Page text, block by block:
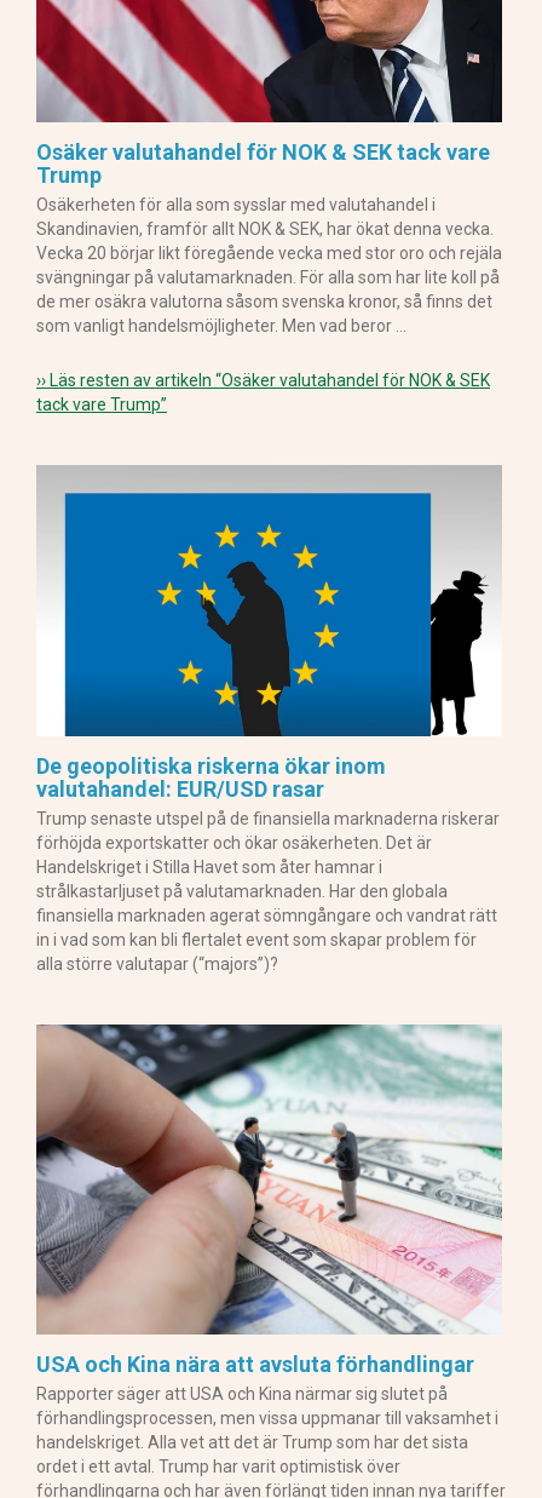
Osäker valutahandel för NOK & SEK tack vare
Trump
Osäkerheten för alla som sysslar med valutahandel i
Skandinavien, framför allt NOK & SEK, har ökat denna vecka.
Vecka 20 börjar likt föregående vecka med stor oro och rejäla
svängningar på valutamarknaden. För alla som har lite koll på
de mer osäkra valutorna såsom svenska kronor, så finns det
som vanligt handelsmöjligheter. Men vad beror …
›› Läs resten av artikeln “Osäker valutahandel för NOK & SEK
tack vare Trump”
De geopolitiska riskerna ökar inom
valutahandel: EUR/USD rasar
Trump senaste utspel på de finansiella marknaderna riskerar
förhöjda exportskatter och ökar osäkerheten. Det är
Handelskriget i Stilla Havet som åter hamnar i
strålkastarljuset på valutamarknaden. Har den globala
finansiella marknaden agerat sömngångare och vandrat rätt
in i vad som kan bli flertalet event som skapar problem för
alla större valutapar (“majors”)?
USA och Kina nära att avsluta förhandlingar
Rapporter säger att USA och Kina närmar sig slutet på
förhandlingsprocessen, men vissa uppmanar till vaksamhet i
handelskriget. Alla vet att det är Trump som har det sista
ordet i ett avtal. Trump har varit optimistisk över
förhandlingarna och har även förlängt tiden innan nya tariffer